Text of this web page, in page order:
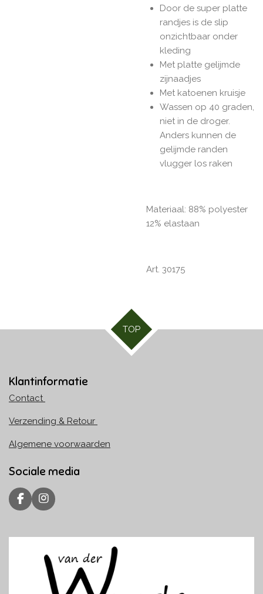
Door de super platte
randjes is de slip
onzichtbaar onder
kleding
Met platte gelijmde
zijnaadjes
Met katoenen kruisje
Wassen op 40 graden,
niet in de droger.
Anders kunnen de
gelijmde randen
vlugger los raken
Materiaal: 88% polyester
12% elastaan
Art. 30175
TOP
Klantinformatie
Contact
Verzending & Retour
Algemene voorwaarden
Sociale media
F
a
e
I
n
t
g
r
a
m